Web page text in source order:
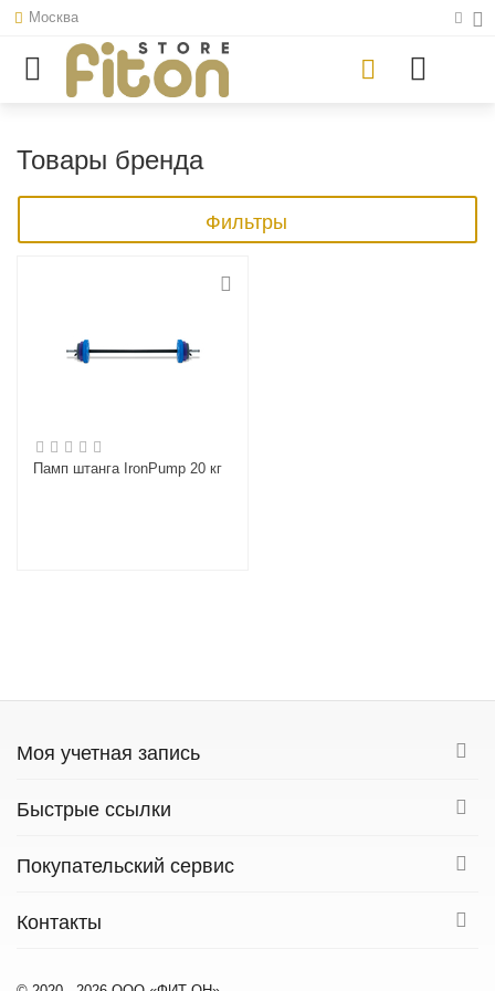
Москва
Товары бренда
Фильтры
Памп штанга IronPump 20 кг
Моя учетная запись
Быстрые ссылки
Покупательский сервис
Контакты